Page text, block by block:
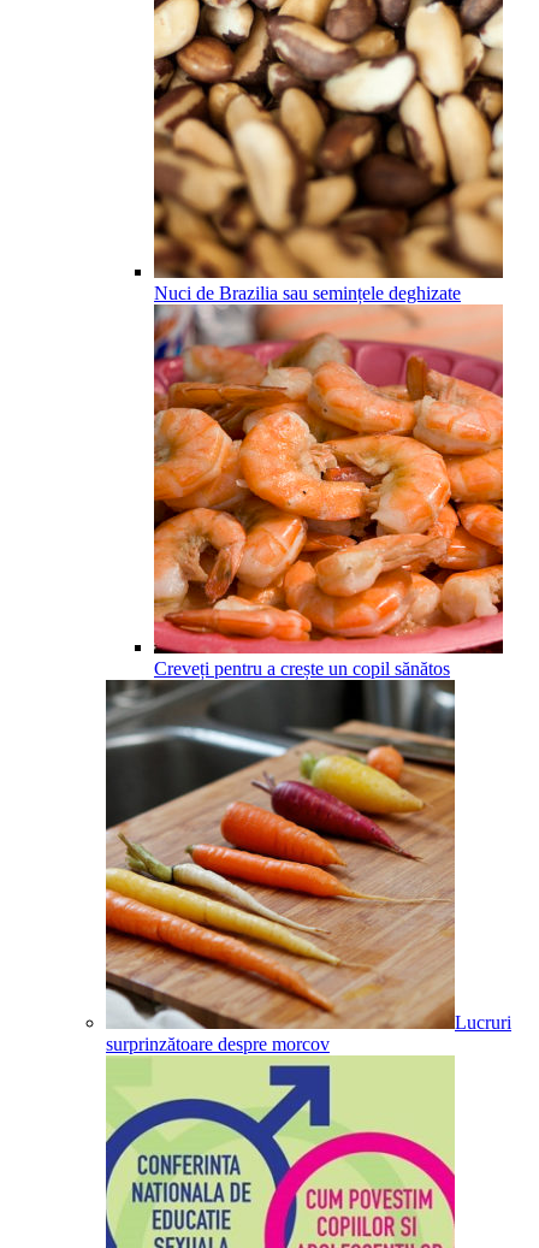
Nuci de Brazilia sau semințele deghizate
Creveți pentru a crește un copil sănătos
Lucruri
surprinzătoare despre morcov